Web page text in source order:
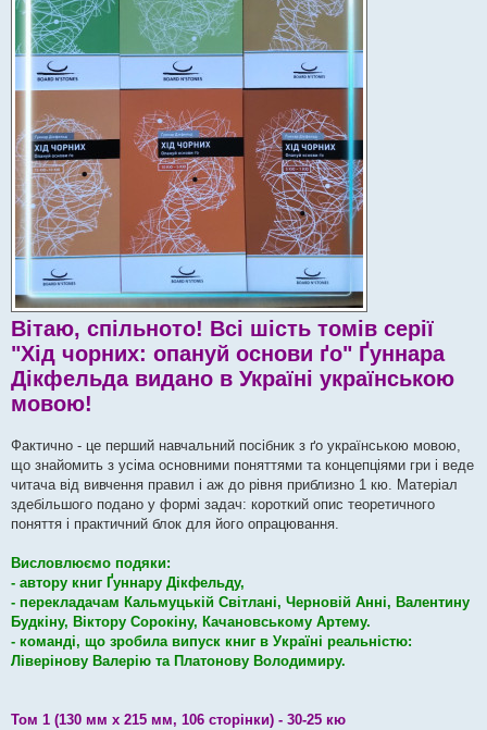
Вітаю, спільното! Всі шість томів серії
"Хід чорних: опануй основи ґо" Ґуннара
Дікфельда видано в Україні українською
мовою!
Фактично - це перший навчальний посібник з ґо українською мовою,
що знайомить з усіма основними поняттями та концепціями гри і веде
читача від вивчення правил і аж до рівня приблизно 1 кю. Матеріал
здебільшого подано у формі задач: короткий опис теоретичного
поняття і практичний блок для його опрацювання.
Висловлюємо подяки:
- автору книг Ґуннару Дікфельду,
- перекладачам Кальмуцькій Світлані, Черновій Анні, Валентину
Будкіну, Віктору Сорокіну, Качановському Артему.
- команді, що зробила випуск книг в Україні реальністю:
Ліверінову Валерію та Платонову Володимиру.
Том 1 (130 мм х 215 мм, 106 сторінки) - 30-25 кю